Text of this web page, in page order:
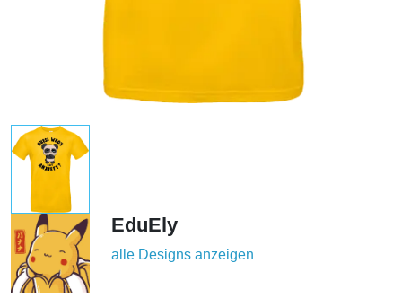
EduEly
alle Designs anzeigen